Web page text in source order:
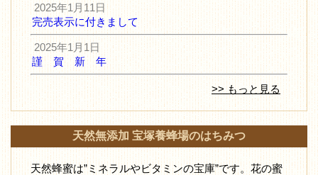
2025年1月11日
完売表示に付きまして
2025年1月1日
謹 賀 新 年
>> もっと見る
天然無添加 宝塚養蜂場のはちみつ
天然蜂蜜は”ミネラルやビタミンの宝庫”です。花の蜜